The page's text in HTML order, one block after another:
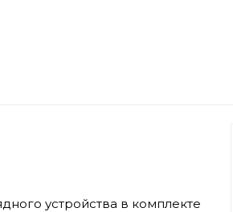
устройства в комплекте